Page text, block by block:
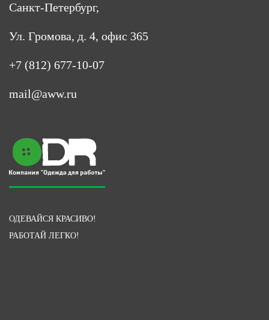
Санкт-Петербург,
Ул. Громова, д. 4, офис 365
+7 (812) 677-10-07
mail@aww.ru
ОДЕВАЙСЯ КРАСИВО!
РАБОТАЙ ЛЕГКО!